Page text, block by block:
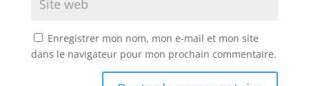
Enregistrer mon nom, mon e-mail et mon site
dans le navigateur pour mon prochain commentaire.